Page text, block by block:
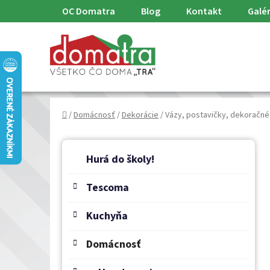
na
OC Domatra Blog Kontakt
Domov
/Domácnosť/Dekorácie/Vázy, postavičky,
B
Preskočiť
kategórie
K
Hurá do školy!
Tescoma
Kuchyňa
Domácnosť